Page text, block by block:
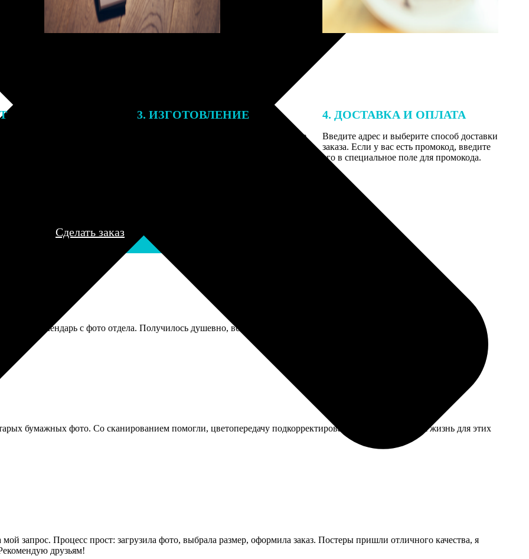
заказа к печати
могут связаться с Вами
телефону или email для
деталей.
3. ИЗГОТОВЛЕНИЕ
Оплатите заказ банковской картой. После
оплаты получите подтверждение на email с
4. ДОСТАВКА И ОПЛАТА
Введите адрес и выберите способ доставки
заказа. Если у вас есть промокод, введите
его в специальное поле для промокода.
Сделать заказ
календарь с фото отдела. Получилось душевно, всем понравилось. Цена адекватная за такой нестандарт.
бумажных фото. Со сканированием помогли, цветопередачу подкорректировали. Вышло как новая жизнь для этих
запрос. Процесс прост: загрузила фото, выбрала размер, оформила заказ. Постеры пришли отличного качества, я
друзьям!